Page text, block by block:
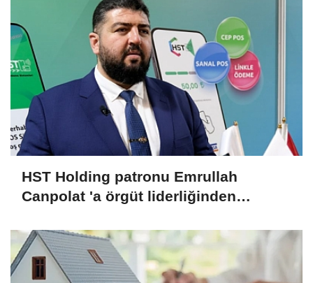
HST Holding patronu Emrullah
Canpolat 'a örgüt liderliğinden
malvarlığına el konuldu